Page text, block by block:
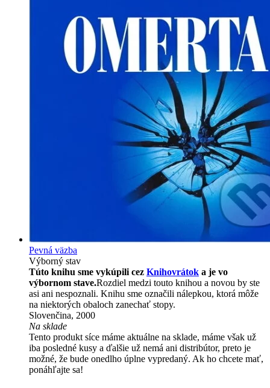
Pevná väzba
Výborný stav
Túto knihu sme vykúpili cez Knihovrátok a je vo
výbornom stave.Rozdiel medzi touto knihou a novou by ste
asi ani nespoznali. Knihu sme označili nálepkou, ktorá môže
na niektorých obaloch zanechať stopy.
Slovenčina, 2000
Na sklade
Tento produkt síce máme aktuálne na sklade, máme však už
iba posledné kusy a ďalšie už nemá ani distribútor, preto je
možné, že bude onedlho úplne vypredaný. Ak ho chcete mať,
ponáhľajte sa!